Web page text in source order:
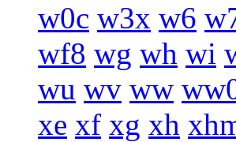
w0c w3x w6
wf8 wg wh wi
wu wv ww
xe xf xg xh